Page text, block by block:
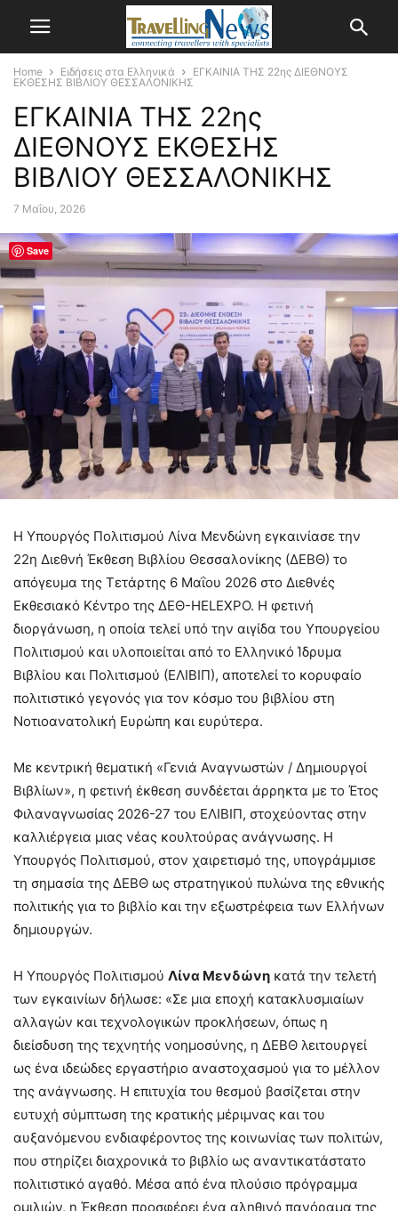
Home Ειδήσεις στα Ελληνικά
ΕΓΚΑΙΝΙΑ ΤΗΣ 22ης ΔΙΕΘΝΟΥΣ
ΕΚΘΕΣΗΣ ΒΙΒΛΙΟΥ ΘΕΣΣΑΛΟΝΙΚΗΣ
ΕΓΚΑΙΝΙΑ ΤΗΣ 22ης
ΔΙΕΘΝΟΥΣ ΕΚΘΕΣΗΣ
ΒΙΒΛΙΟΥ ΘΕΣΣΑΛΟΝΙΚΗΣ
7 Μαΐου, 2026
Η Υπουργός Πολιτισμού Λίνα Μενδώνη εγκαινίασε την
22η Διεθνή Έκθεση Βιβλίου Θεσσαλονίκης (ΔΕΒΘ) το
απόγευμα της Τετάρτης 6 Μαΐου 2026 στο Διεθνές
Εκθεσιακό Κέντρο της ΔΕΘ-HELEXPO. Η φετινή
διοργάνωση, η οποία τελεί υπό την αιγίδα του Υπουργείου
Πολιτισμού και υλοποιείται από το Ελληνικό Ίδρυμα
Βιβλίου και Πολιτισμού (ΕΛΙΒΙΠ), αποτελεί το κορυφαίο
πολιτιστικό γεγονός για τον κόσμο του βιβλίου στη
Νοτιοανατολική Ευρώπη και ευρύτερα.
Με κεντρική θεματική «Γενιά Αναγνωστών / Δημιουργοί
Βιβλίων», η φετινή έκθεση συνδέεται άρρηκτα με το Έτος
Φιλαναγνωσίας 2026-27 του ΕΛΙΒΙΠ, στοχεύοντας στην
καλλιέργεια μιας νέας κουλτούρας ανάγνωσης. Η
Υπουργός Πολιτισμού, στον χαιρετισμό της, υπογράμμισε
τη σημασία της ΔΕΒΘ ως στρατηγικού πυλώνα της εθνικής
πολιτικής για το βιβλίο και την εξωστρέφεια των Ελλήνων
δημιουργών.
Η Υπουργός Πολιτισμού Λίνα Μενδώνη κατά την τελετή
των εγκαινίων δήλωσε: «Σε μια εποχή κατακλυσμιαίων
αλλαγών και τεχνολογικών προκλήσεων, όπως η
διείσδυση της τεχνητής νοημοσύνης, η ΔΕΒΘ λειτουργεί
ως ένα ιδεώδες εργαστήριο αναστοχασμού για το μέλλον
της ανάγνωσης. Η επιτυχία του θεσμού βασίζεται στην
ευτυχή σύμπτωση της κρατικής μέριμνας και του
αυξανόμενου ενδιαφέροντος της κοινωνίας των πολιτών,
που στηρίζει διαχρονικά το βιβλίο ως αναντικατάστατο
πολιτιστικό αγαθό. Μέσα από ένα πλούσιο πρόγραμμα
ομιλιών, η Έκθεση προσφέρει ένα αληθινό πανόραμα της
Save